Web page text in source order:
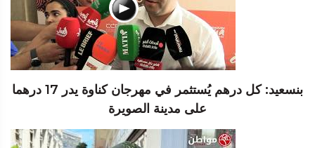
بنسعيد: كل درهم يُستثمر في مهرجان كناوة يدر 17 درهما
على مدينة الصويرة